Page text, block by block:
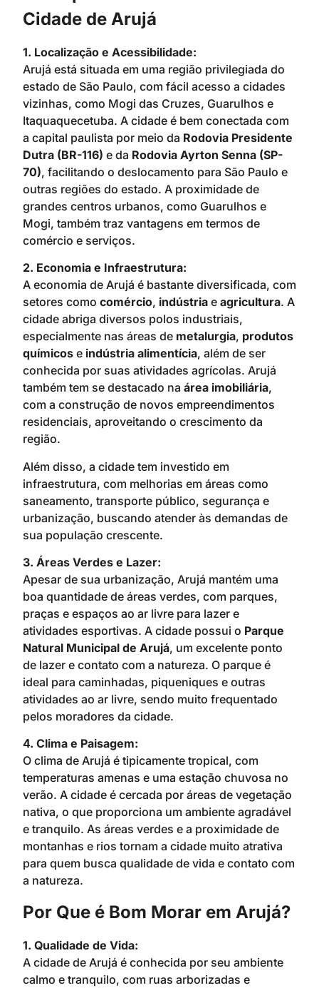
Cidade de Arujá
1. Localização e Acessibilidade:
Arujá está situada em uma região privilegiada do
estado de São Paulo, com fácil acesso a cidades
vizinhas, como Mogi das Cruzes, Guarulhos e
Itaquaquecetuba. A cidade é bem conectada com
a capital paulista por meio da Rodovia Presidente
Dutra (BR-116) e da Rodovia Ayrton Senna (SP-
70), facilitando o deslocamento para São Paulo e
outras regiões do estado. A proximidade de
grandes centros urbanos, como Guarulhos e
Mogi, também traz vantagens em termos de
comércio e serviços.
2. Economia e Infraestrutura:
A economia de Arujá é bastante diversificada, com
setores como comércio, indústria e agricultura. A
cidade abriga diversos polos industriais,
especialmente nas áreas de metalurgia, produtos
químicos e indústria alimentícia, além de ser
conhecida por suas atividades agrícolas. Arujá
também tem se destacado na área imobiliária,
com a construção de novos empreendimentos
residenciais, aproveitando o crescimento da
região.
Além disso, a cidade tem investido em
infraestrutura, com melhorias em áreas como
saneamento, transporte público, segurança e
urbanização, buscando atender às demandas de
sua população crescente.
3. Áreas Verdes e Lazer:
Apesar de sua urbanização, Arujá mantém uma
boa quantidade de áreas verdes, com parques,
praças e espaços ao ar livre para lazer e
atividades esportivas. A cidade possui o Parque
Natural Municipal de Arujá, um excelente ponto
de lazer e contato com a natureza. O parque é
ideal para caminhadas, piqueniques e outras
atividades ao ar livre, sendo muito frequentado
pelos moradores da cidade.
4. Clima e Paisagem:
O clima de Arujá é tipicamente tropical, com
temperaturas amenas e uma estação chuvosa no
verão. A cidade é cercada por áreas de vegetação
nativa, o que proporciona um ambiente agradável
e tranquilo. As áreas verdes e a proximidade de
montanhas e rios tornam a cidade muito atrativa
para quem busca qualidade de vida e contato com
a natureza.
Por Que é Bom Morar em Arujá?
1. Qualidade de Vida:
A cidade de Arujá é conhecida por seu ambiente
calmo e tranquilo, com ruas arborizadas e